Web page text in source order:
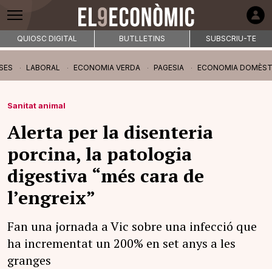
QUIOSC DIGITAL BUTLLETINS SUBSCRIU-TE
LABORAL ECONOMIA VERDA PAGESIA ECONOMIA
Sanitat animal
Alerta per la disenteria
porcina, la patologia
digestiva “més cara de
l’engreix”
Fan una jornada a Vic sobre una infecció que
ha incrementat un 200% en set anys a les
granges